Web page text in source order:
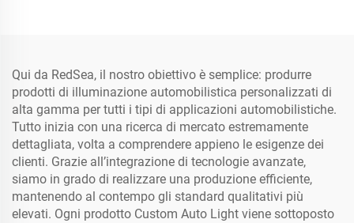
Qui da RedSea, il nostro obiettivo è semplice: produrre
prodotti di illuminazione automobilistica personalizzati di
alta gamma per tutti i tipi di applicazioni automobilistiche.
Tutto inizia con una ricerca di mercato estremamente
dettagliata, volta a comprendere appieno le esigenze dei
clienti. Grazie all’integrazione di tecnologie avanzate,
siamo in grado di realizzare una produzione efficiente,
mantenendo al contempo gli standard qualitativi più
elevati. Ogni prodotto Custom Auto Light viene sottoposto